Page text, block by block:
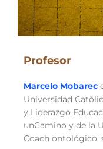
Profesor
Marcelo Mobarec
Universidad
y Liderazgo
unCamino y de la
Coach ontológico,